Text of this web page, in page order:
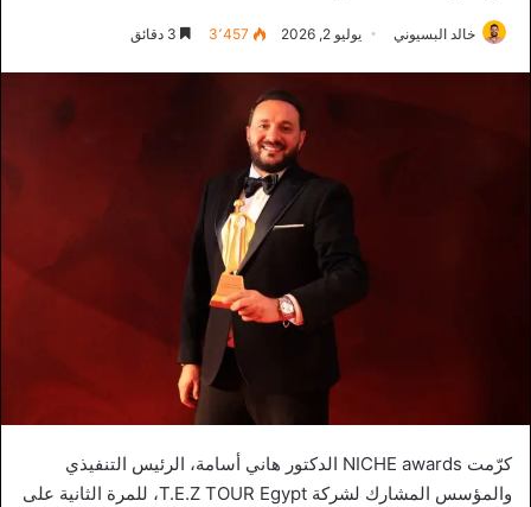
خالد البسيوني يوليو 2, 2026 3٬457
كرّمت NICHE awards الدكتور هاني أسامة، الرئيس التنفيذي
والمؤسس المشارك لشركة T.E.Z TOUR Egypt، للمرة الثانية على